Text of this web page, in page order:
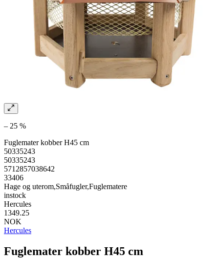
– 25 %
Fuglemater kobber H45 cm
50335243
50335243
5712857038642
33406
Hage og uterom,Småfugler,Fuglematere
instock
Hercules
1349.25
NOK
Hercules
Fuglemater kobber H45 cm